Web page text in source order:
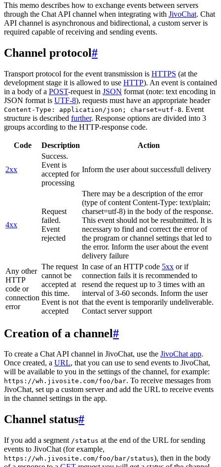
This memo describes how to exchange events between servers
through the Chat API channel when integrating with JivoChat. Chat
API channel is asynchronous and bidirectional, a custom server is
required capable of receiving and sending events.
Channel protocol#
Transport protocol for the event transmission is HTTPS (at the
development stage it is allowed to use HTTP). An event is contained
in a body of a POST-request in JSON format (note: text encoding in
JSON format is UTF-8), requests must have an appropriate header
Content-Type: application/json; charset=utf-8. Event
structure is described further. Response options are divided into 3
groups according to the HTTP-response code.
Code Description Action
2xx
Success.
Event is
accepted for
processing
Inform the user about successfull delivery
4xx
Request
failed.
Event
rejected
There may be a description of the error
(type of content Content-Type: text/plain;
charset=utf-8) in the body of the response.
This event should not be resubmitted. It is
necessary to find and correct the error of
the program or channel settings that led to
the error. Inform the user about the event
delivery failure
Any other
HTTP
code or
connection
error
The request
cannot be
accepted at
this time.
Event is not
accepted
In case of an HTTP code 5xx or if
connection fails it is recommended to
resend the request up to 3 times with an
interval of 3-60 seconds. Inform the user
that the event is temporarily undeliverable.
Contact server support
Creation of a channel#
To create a Chat API channel in JivoChat, use the JivoChat app.
Once created, a URL, that you can use to send events to JivoChat,
will be available to you in the settings of the channel, for example:
https://wh.jivosite.com/foo/bar. To receive messages from
JivoChat, set up a custom server and add the URL to receive events
in the channel settings in the app.
Channel status#
If you add a segment /status at the end of the URL for sending
events to JivoChat (for example,
https://wh.jivosite.com/foo/bar/status), then in the body